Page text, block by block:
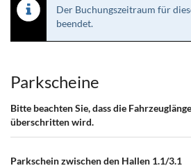
Der Buchungszeitraum für
beendet.
Produkte
Parkscheine
Bitte beachten Sie, dass die
überschritten wird.
Parkschein zwischen den Hallen 1.1/3.1